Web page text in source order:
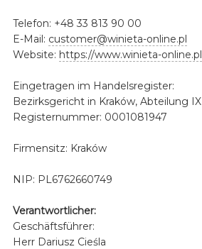
Telefon: +48 33 813 90 00
E-Mail: customer@winieta-online.pl
Website: https://www.winieta-online.pl
Eingetragen im Handelsregister:
Bezirksgericht in Kraków, Abteilung IX
Registernummer: 0001081947
Firmensitz: Kraków
NIP: PL6762660749
Verantwortlicher:
Geschäftsführer:
Herr Dariusz Cieśla